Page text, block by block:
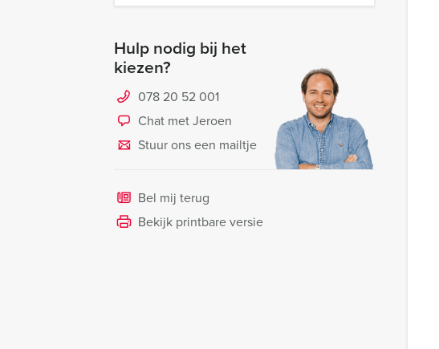
Hulp nodig bij het
kiezen?
078 20 52 001
Chat met Jeroen
Stuur ons een mailtje
Bel mij terug
Bekijk printbare versie